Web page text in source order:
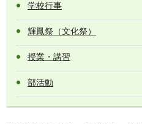
学校行事
輝鳳祭（文化祭）
授業・講習
部活動